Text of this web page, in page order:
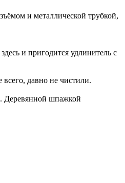
и металлической трубкой,
и пригодится удлинитель с
давно не чистили.
Деревянной шпажкой